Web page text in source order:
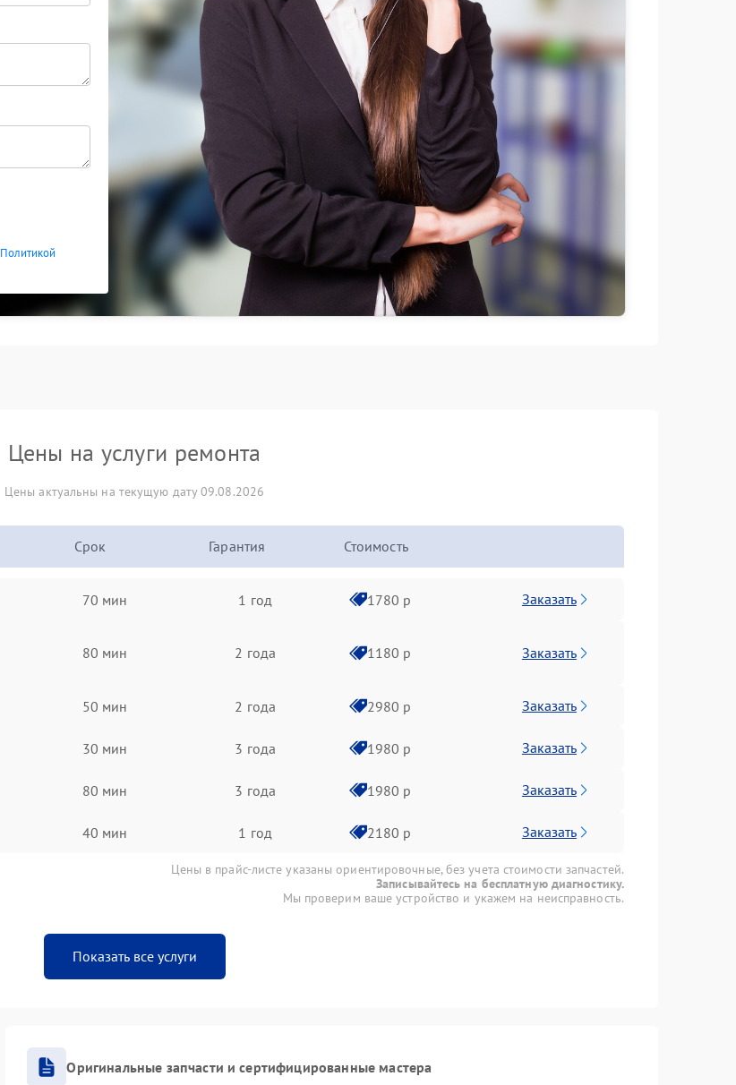
Политикой
Цены на услуги ремонта
Цены актуальны на текущую дату 09.08.2026
Срок Гарантия Стоимость
70 мин 1 год 1780 р Заказать
80 мин 2 года 1180 р Заказать
50 мин 2 года 2980 р Заказать
30 мин 3 года 1980 р Заказать
80 мин 3 года 1980 р Заказать
40 мин 1 год 2180 р Заказать
Цены в прайс-листе указаны ориентировочные, без учета стоимости запчастей.
Записывайтесь на бесплатную диагностику.
Мы проверим ваше устройство и укажем на неисправность.
Показать все услуги
Оригинальные запчасти и сертифицированные мастера